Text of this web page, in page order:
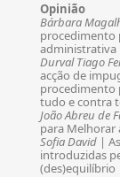
Opinião
Bárbara
procedimento
administrativa
Durval Tiago
acção de
procedimento
tudo e contra
João Abreu de
para Melhorar
Sofia David |
introduzidas
(des)equilíbrio